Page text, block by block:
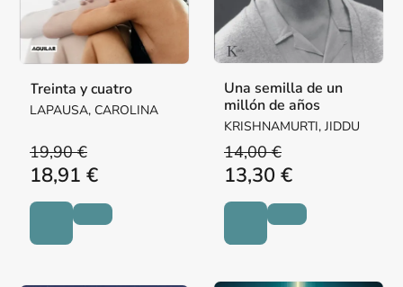
Treinta y cuatro
LAPAUSA, CAROLINA
19,90 €
18,91 €
Una semilla de un
millón de años
KRISHNAMURTI, JIDDU
14,00 €
13,30 €